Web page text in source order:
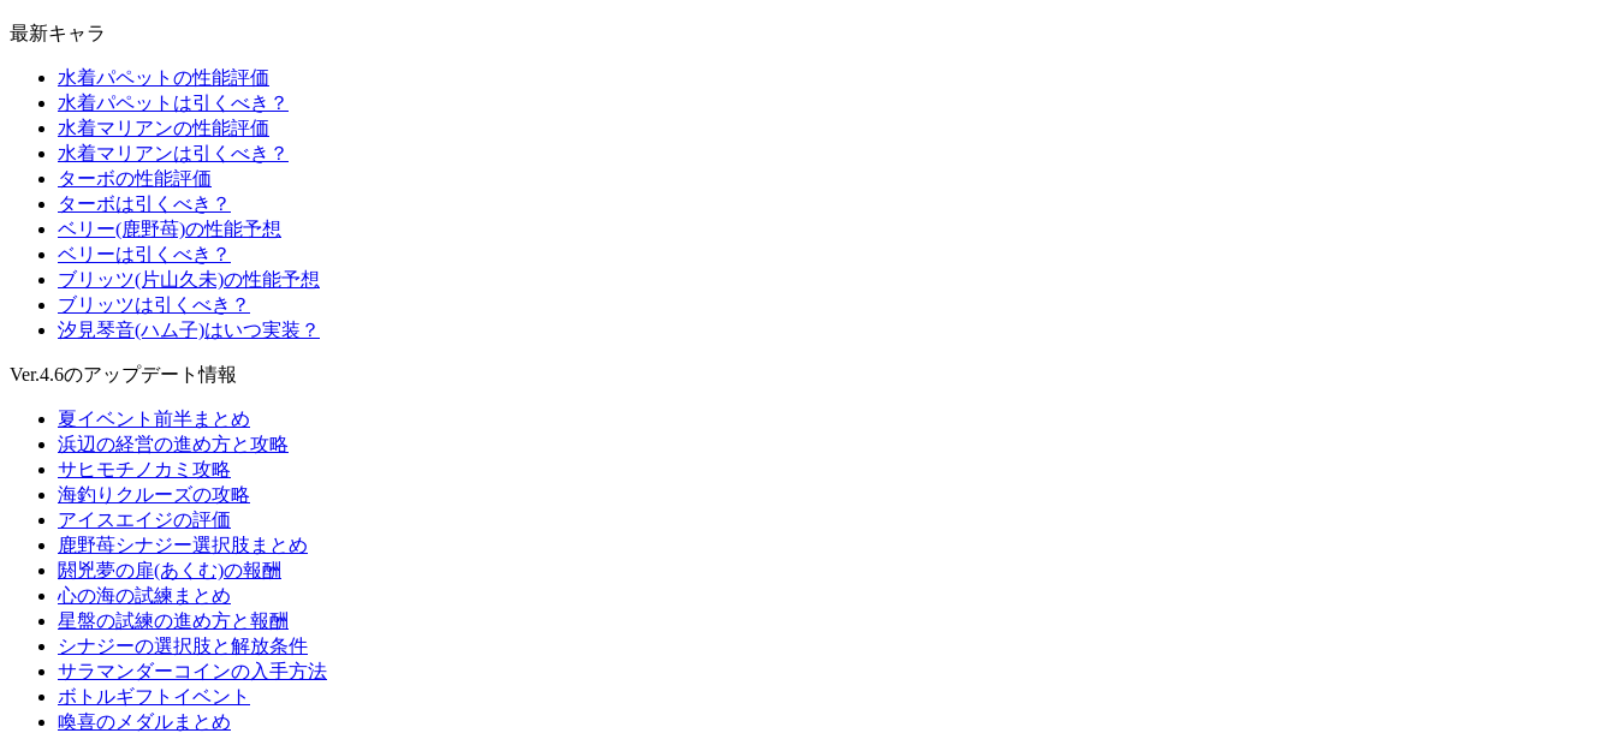
最新キャラ
水着パペットの性能評価
水着パペットは引くべき？
水着マリアンの性能評価
水着マリアンは引くべき？
ターボの性能評価
ターボは引くべき？
ベリー(鹿野苺)の性能予想
ベリーは引くべき？
ブリッツ(片山久未)の性能予想
ブリッツは引くべき？
汐見琴音(ハム子)はいつ実装？
Ver.4.6のアップデート情報
夏イベント前半まとめ
浜辺の経営の進め方と攻略
サヒモチノカミ攻略
海釣りクルーズの攻略
アイスエイジの評価
鹿野苺シナジー選択肢まとめ
閼兇夢の扉(あくむ)の報酬
心の海の試練まとめ
星盤の試練の進め方と報酬
シナジーの選択肢と解放条件
サラマンダーコインの入手方法
ボトルギフトイベント
喚喜のメダルまとめ